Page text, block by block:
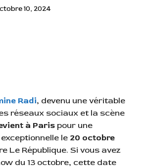
10, 2024
Radi, devenu une véritable
réseaux sociaux et la scène
à Paris pour une
le 20 octobre
Le République. Si vous avez
du 13 octobre, cette date